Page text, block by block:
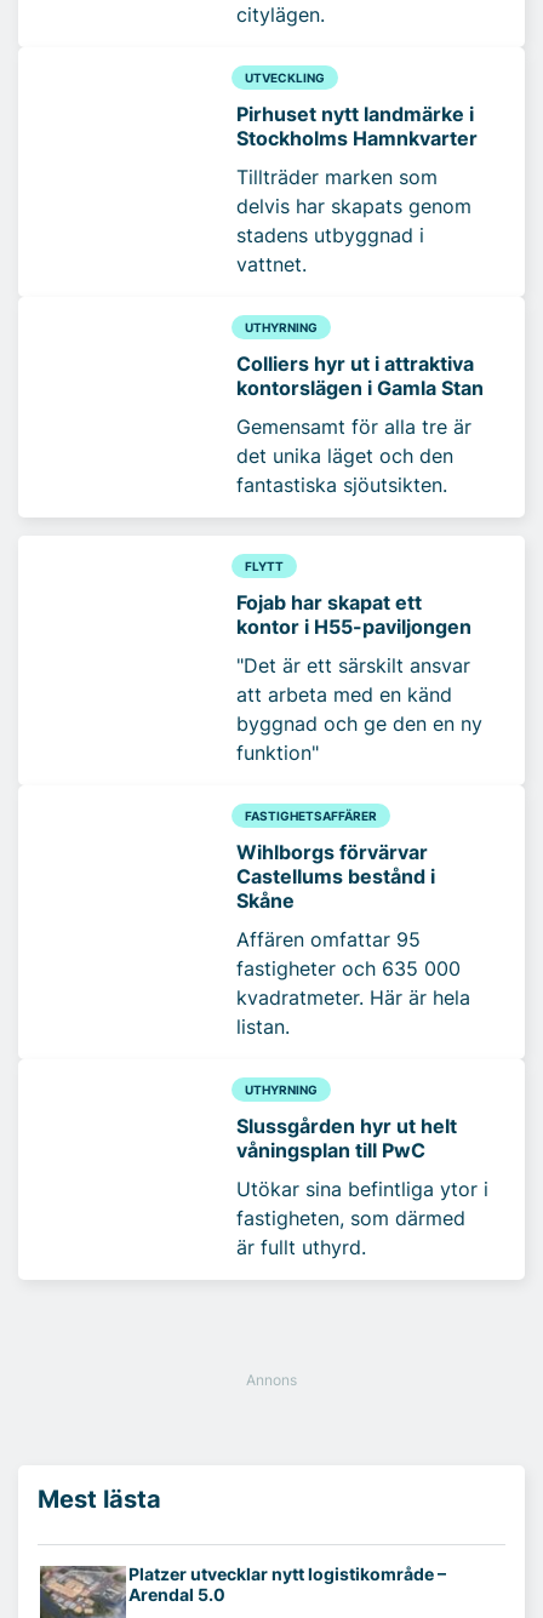
citylägen.
UTVECKLING
Pirhuset nytt landmärke i
Stockholms Hamnkvarter
Tillträder marken som
delvis har skapats genom
stadens utbyggnad i
vattnet.
UTHYRNING
Colliers hyr ut i attraktiva
kontorslägen i Gamla Stan
Gemensamt för alla tre är
det unika läget och den
fantastiska sjöutsikten.
FLYTT
Fojab har skapat ett
kontor i H55-paviljongen
"Det är ett särskilt ansvar
att arbeta med en känd
byggnad och ge den en ny
funktion"
FASTIGHETSAFFÄRER
Wihlborgs förvärvar
Castellums bestånd i
Skåne
Affären omfattar 95
fastigheter och 635 000
kvadratmeter. Här är hela
listan.
UTHYRNING
Slussgården hyr ut helt
våningsplan till PwC
Utökar sina befintliga ytor i
fastigheten, som därmed
är fullt uthyrd.
Mest lästa
Platzer utvecklar nytt logistikområde –
Arendal 5.0